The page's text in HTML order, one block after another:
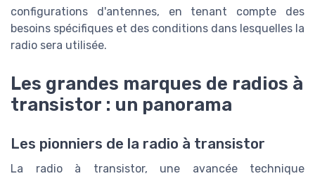
configurations d'antennes, en tenant compte des
besoins spécifiques et des conditions dans lesquelles la
radio sera utilisée.
Les grandes marques de radios à
transistor : un panorama
Les pionniers de la radio à transistor
La radio à transistor, une avancée technique